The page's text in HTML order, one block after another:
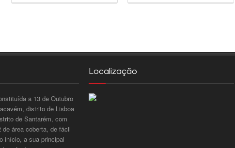
a 13 de Outubro
distrito de Lisboa
de Santarém, com
de área coberta, de fácil
início, a sua principal
Localização